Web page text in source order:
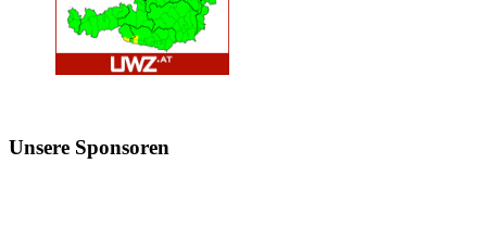
Unsere Sponsoren